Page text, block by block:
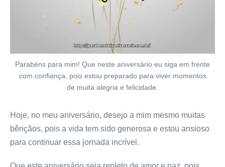
Parabéns para mim! Que neste aniversário eu siga em frente
com confiança, pois estou preparado para viver momentos
de muita alegria e felicidade.
Hoje, no meu aniversário, desejo a mim mesmo muitas
bênçãos, pois a vida tem sido generosa e estou ansioso
para continuar essa jornada incrível.